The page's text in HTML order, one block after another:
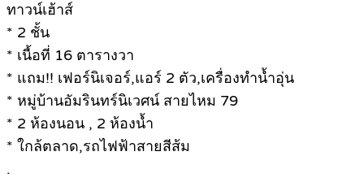
ทาวน์เฮ้าส์
* 2 ชั้น
* เนื้อที่ 16 ตารางวา
* แถม!! เฟอร์นิเจอร์,แอร์ 2 ตัว,เครื่องทำน้ำอุ่น
* หมู่บ้านอัมรินทร์นิเวศน์ สายไหม 79
* 2 ห้องนอน , 2 ห้องน้ำ
* ใกล้ตลาด,รถไฟฟ้าสายสีส้ม
.